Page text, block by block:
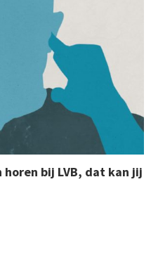
horen bij LVB, dat kan jij